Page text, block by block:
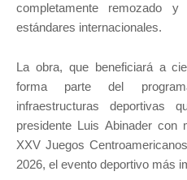
completamente remozado
estándares internacionales.
La obra, que beneficiará a
forma parte del
infraestructuras deportivas
presidente Luis Abinader
XXV Juegos
2026, el evento deportivo más